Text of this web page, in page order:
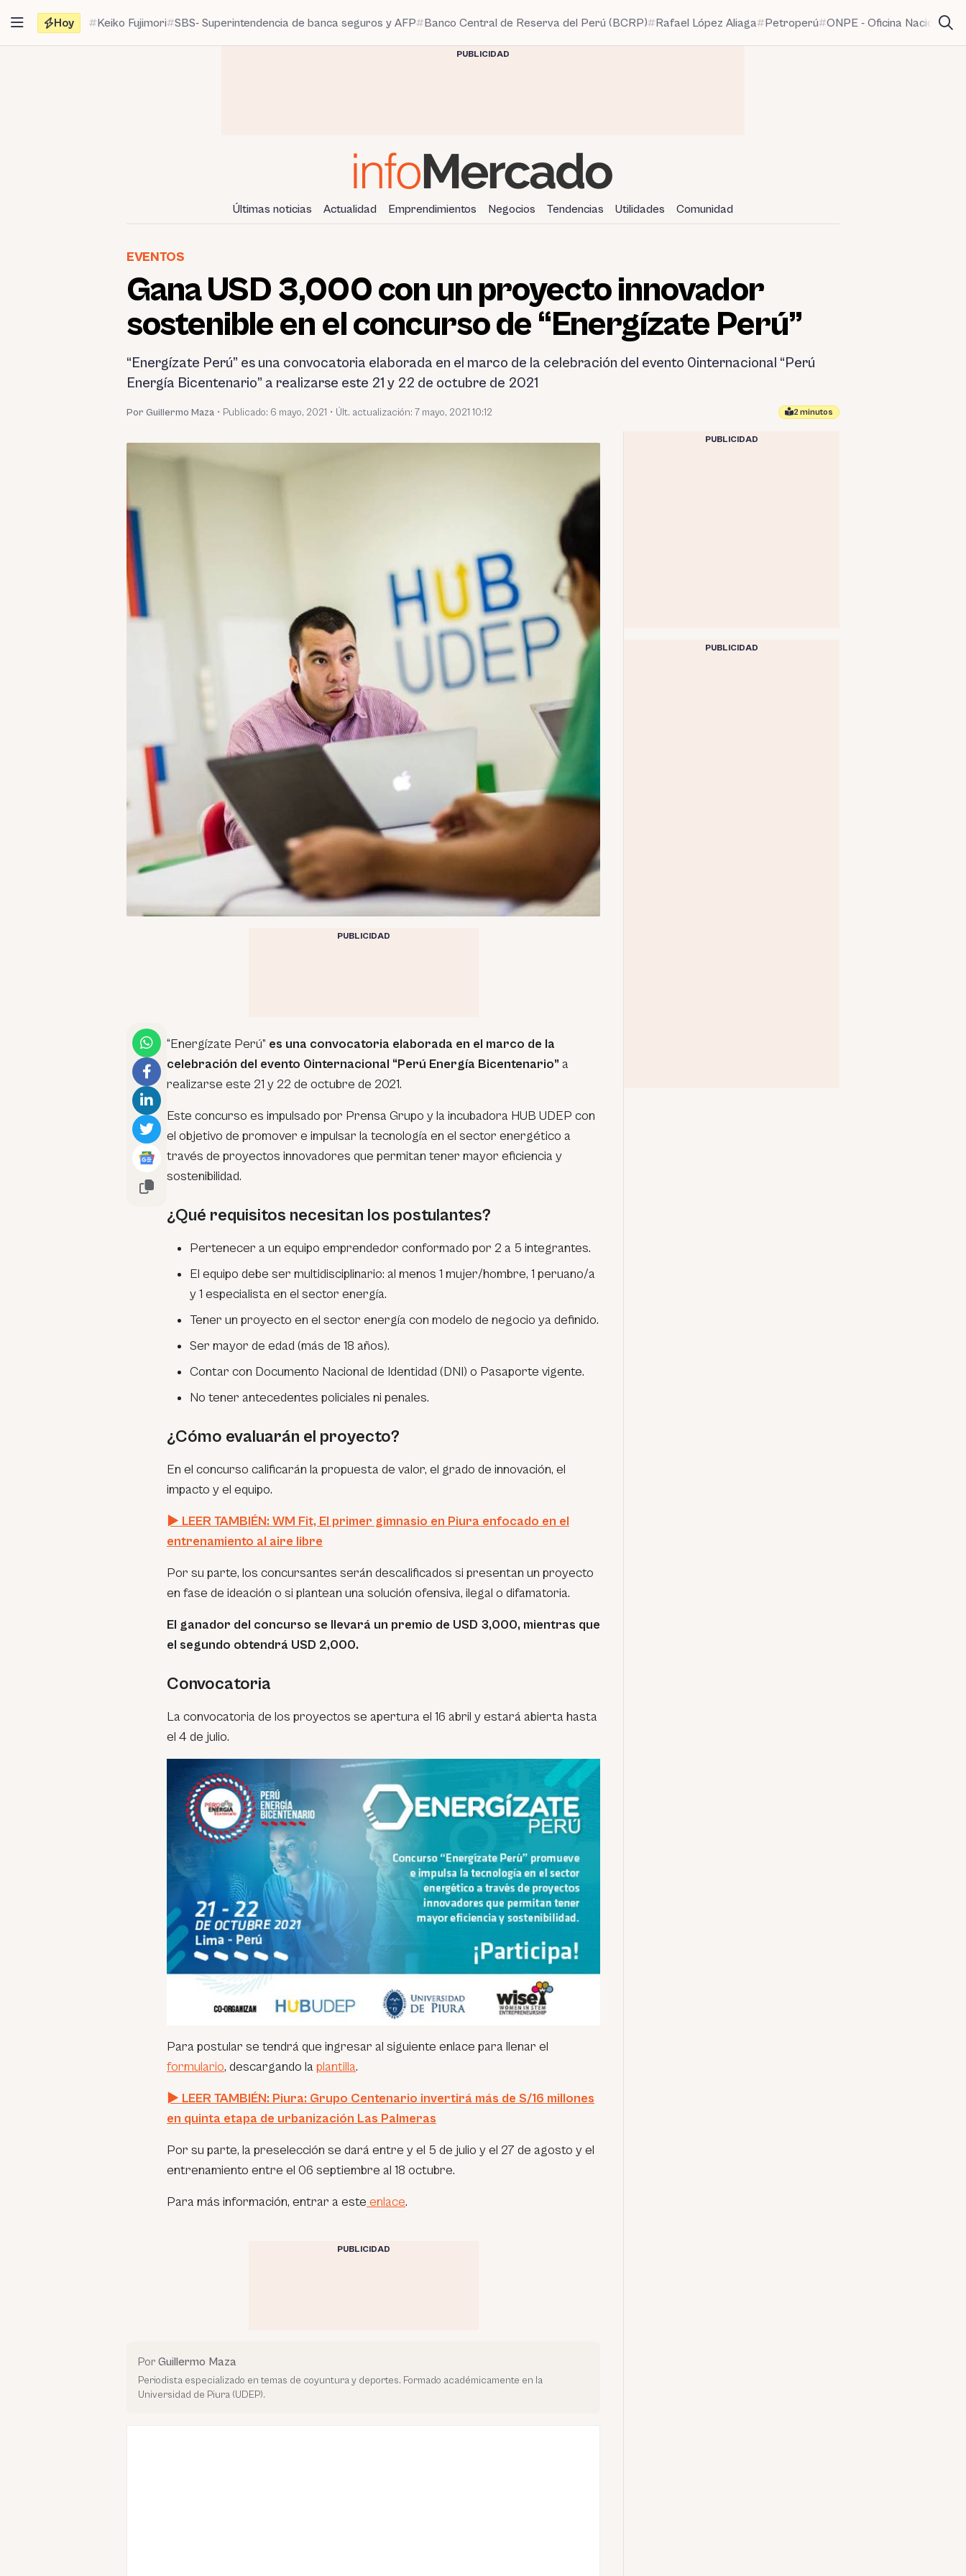
contenido
Hoy Keiko Fujimori SBS- Superintendencia de banca seguros y AFP Banco Central de Reserva del Perú (BCRP) Rafael López Aliaga Petroperú ONPE - Oficina Nacional
PUBLICIDAD
Últimas noticias Actualidad Emprendimientos Negocios Tendencias Utilidades Comunidad
EVENTOS
Gana USD 3,000 con un proyecto innovador
sostenible en el concurso de “Energízate Perú”
“Energízate Perú” es una convocatoria elaborada en el marco de la celebración del evento 0internacional “Perú
Energía Bicentenario” a realizarse este 21 y 22 de octubre de 2021
Por Guillermo Maza • Publicado: 6 mayo, 2021 • Últ. actualización: 7 mayo, 2021 10:12 2 minutos
PUBLICIDAD
“Energízate Perú” es una convocatoria elaborada en el marco de la
celebración del evento 0internacional “Perú Energía Bicentenario” a
realizarse este 21 y 22 de octubre de 2021.
Este concurso es impulsado por Prensa Grupo y la incubadora HUB UDEP con
el objetivo de promover e impulsar la tecnología en el sector energético a
través de proyectos innovadores que permitan tener mayor eficiencia y
sostenibilidad.
¿Qué requisitos necesitan los postulantes?
Pertenecer a un equipo emprendedor conformado por 2 a 5 integrantes.
El equipo debe ser multidisciplinario: al menos 1 mujer/hombre, 1 peruano/a
y 1 especialista en el sector energía.
Tener un proyecto en el sector energía con modelo de negocio ya definido.
Ser mayor de edad (más de 18 años).
Contar con Documento Nacional de Identidad (DNI) o Pasaporte vigente.
No tener antecedentes policiales ni penales.
¿Cómo evaluarán el proyecto?
En el concurso calificarán la propuesta de valor, el grado de innovación, el
impacto y el equipo.
► LEER TAMBIÉN: WM Fit, El primer gimnasio en Piura enfocado en el
entrenamiento al aire libre
Por su parte, los concursantes serán descalificados si presentan un proyecto
en fase de ideación o si plantean una solución ofensiva, ilegal o difamatoria.
El ganador del concurso se llevará un premio de USD 3,000, mientras que
el segundo obtendrá USD 2,000.
Convocatoria
La convocatoria de los proyectos se apertura el 16 abril y estará abierta hasta
el 4 de julio.
Para postular se tendrá que ingresar al siguiente enlace para llenar el
formulario, descargando la plantilla.
► LEER TAMBIÉN: Piura: Grupo Centenario invertirá más de S/16 millones
en quinta etapa de urbanización Las Palmeras
Por su parte, la preselección se dará entre y el 5 de julio y el 27 de agosto y el
entrenamiento entre el 06 septiembre al 18 octubre.
Para más información, entrar a este enlace.
PUBLICIDAD
Por Guillermo Maza
Periodista especializado en temas de coyuntura y deportes. Formado académicamente en la
Universidad de Piura (UDEP).
PUBLICIDAD
PUBLICIDAD